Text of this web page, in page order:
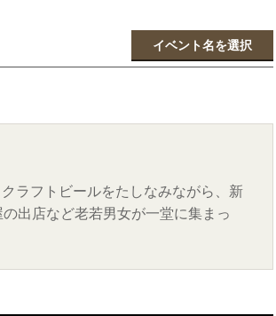
イベント名を選択
ラフトビールをたしなみながら、新
出店など老若男女が一堂に集まっ